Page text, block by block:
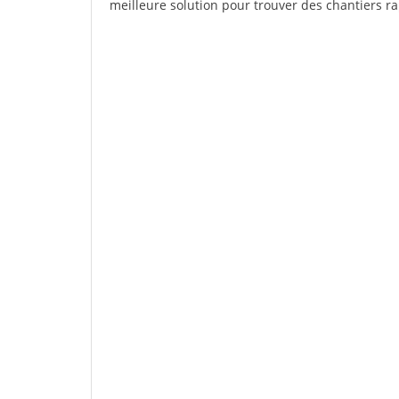
meilleure solution pour trouver des chantiers